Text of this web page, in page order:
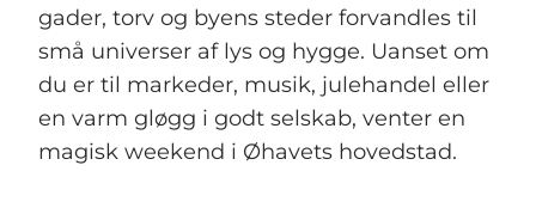
gader, torv og byens steder forvandles til
små universer af lys og hygge. Uanset om
du er til markeder, musik, julehandel eller
en varm gløgg i godt selskab, venter en
magisk weekend i Øhavets hovedstad.